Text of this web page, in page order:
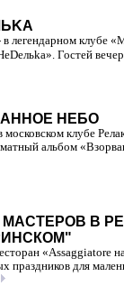
в легендарном клубе
Гостей
НЕБО
московском клубе
альбом
МАСТЕРОВ В
«Assaggiatore
праздников для